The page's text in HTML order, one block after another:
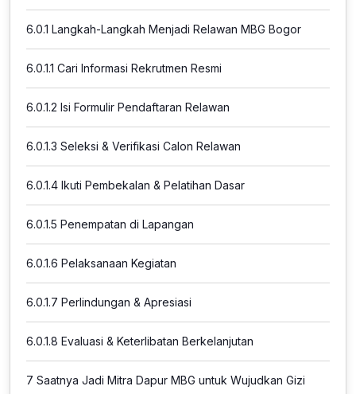
6.0.1 Langkah-Langkah Menjadi Relawan MBG Bogor
6.0.1.1 Cari Informasi Rekrutmen Resmi
6.0.1.2 Isi Formulir Pendaftaran Relawan
6.0.1.3 Seleksi & Verifikasi Calon Relawan
6.0.1.4 Ikuti Pembekalan & Pelatihan Dasar
6.0.1.5 Penempatan di Lapangan
6.0.1.6 Pelaksanaan Kegiatan
6.0.1.7 Perlindungan & Apresiasi
6.0.1.8 Evaluasi & Keterlibatan Berkelanjutan
7 Saatnya Jadi Mitra Dapur MBG untuk Wujudkan Gizi